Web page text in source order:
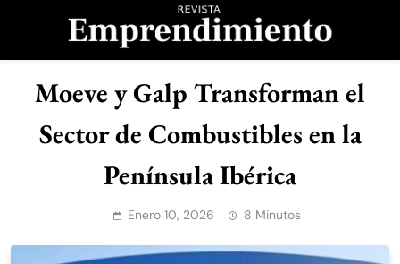
Revista
Emprendimiento
Moeve y Galp Transforman el
Sector de Combustibles en la
Península Ibérica
Enero 10, 2026 8 Minutos